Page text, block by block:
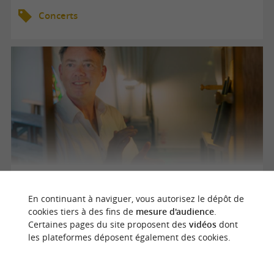
Concerts
17/08/2026
En continuant à naviguer, vous autorisez le dépôt de
cookies tiers à des fins de mesure d'audience.
Certaines pages du site proposent des vidéosdont
les plateformes déposent également des cookies.